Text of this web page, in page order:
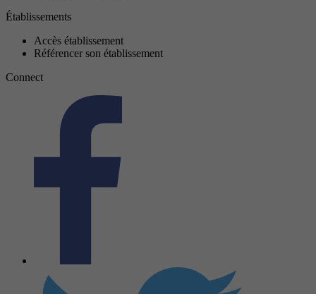
Établissements
Accès établissement
Référencer son établissement
Connect